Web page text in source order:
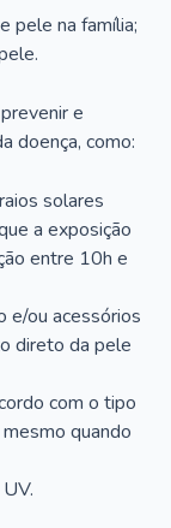
pele na família;
e
doença, como:
solares
a exposição
entre 10h e
e/ou acessórios
direto da pele
com o tipo
quando